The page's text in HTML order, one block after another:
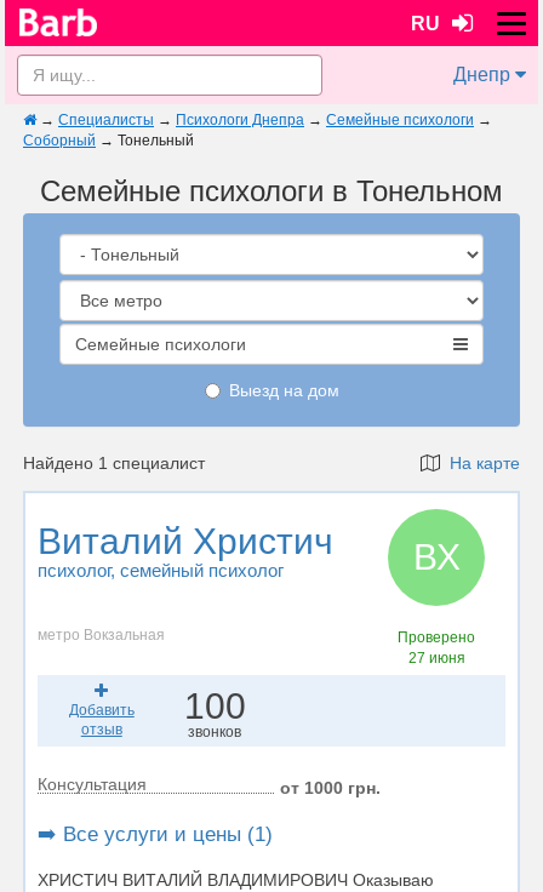
RU
Днепр
→ Специалисты → Психологи Днепра → Семейные психологи →
Соборный → Тонельный
Семейные психологи в Тонельном
Семейные психологи
Выезд на дом
Найдено 1 специалист На карте
Виталий Христич
психолог, семейный психолог ВХ
метро Вокзальная
Проверено
27 июня
Добавить
отзыв
100
звонков
Консультация от 1000 грн.
➡️ Все услуги и цены (1)
ХРИСТИЧ ВИТАЛИЙ ВЛАДИМИРОВИЧ Оказываю